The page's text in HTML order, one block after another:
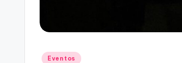
Publicado
Eventos